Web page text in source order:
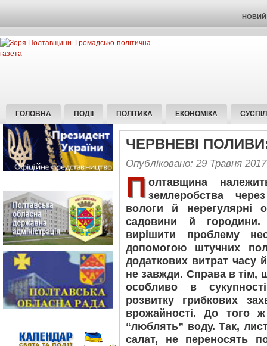
НОВИЙ
ГОЛОВНА ПОДІЇ ПОЛІТИКА ЕКОНОМІКА
ЧЕРВНЕВІ
Опубліковано: 29 Травня 2017
П олтавщина
землеробства
вологи й нерегулярні
садовини й
вирішити проблему
допомогою штучних
додаткових витрат часу
не завжди. Справа в тім,
особливо в
розвитку грибкових
врожайності. До того
“люблять” воду. Так,
салат, не переносять